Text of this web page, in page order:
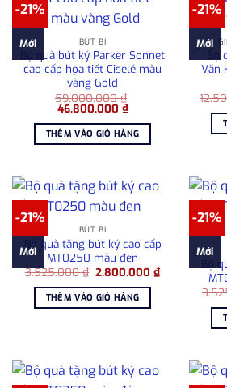
-21%
Mới BÚT BI
Bộ quà bút ký Parker Sonnet
cao cấp họa tiết Ciselé màu
vàng Gold
59.000.000₫
Giá
là:
59.000.000 ₫.
46.800.000 ₫Giá
hiện
tại
là:
46.800.000 ₫.
THÊM VÀO GIỎ HÀNG
-21%
Mới
Văn
-21%
Mới
BÚT BI
Bộ quà tặng bút ký cao cấp
MT0250 màu đen
3.525.000₫ Giá
là:
3.525.000 ₫.
2.800.000₫Giá
hiện
2.800.000 ₫.
THÊM VÀO GIỎ HÀNG
-21%
Mới
Bộ